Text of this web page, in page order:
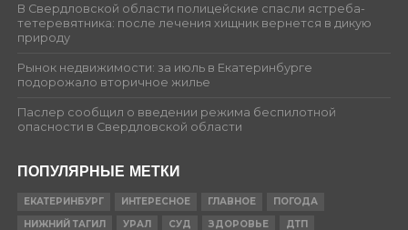
В Свердловской области полицейские спасли ястреба-
тетеревятника: после лечения хищник вернется в дикую
природу
Рынок недвижимости: за июль в Екатеринбурге
подорожало вторичное жилье
Паслер сообщил о введении режима беспилотной
опасности в Свердловской области
ПОПУЛЯРНЫЕ МЕТКИ
ЕКАТЕРИНБУРГ ИНТЕРЕСНОЕ ГЛАВНОЕ
ПОГОДА
НИЖНИЙ ТАГИЛ
УРАЛ СУД ЗДОРОВЬЕ ДТП